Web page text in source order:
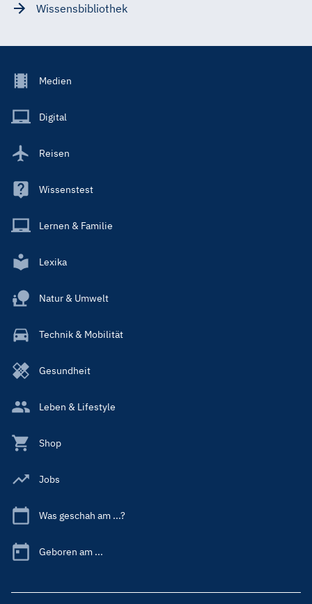
Wissensbibliothek
Footer
Main
Medien
Digital
Reisen
Wissenstest
Lernen & Familie
Lexika
Natur & Umwelt
Technik & Mobilität
Gesundheit
Leben & Lifestyle
Shop
Jobs
Was geschah am ...?
Geboren am ...